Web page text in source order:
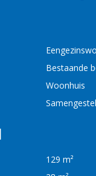
Bestaande
Woonhuis
129 m²